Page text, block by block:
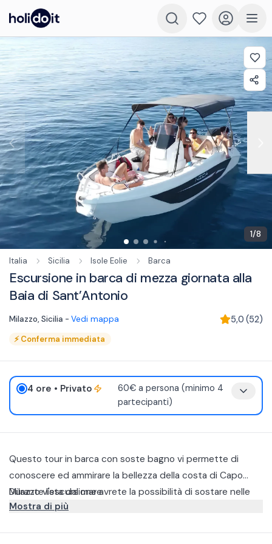
1/8
Italia Sicilia Isole Eolie Barca
Escursione in barca di mezza giornata alla
Baia di Sant’Antonio
Milazzo, Sicilia - Vedi mappa 5,0 (52)
⚡Conferma immediata
4 ore • Privato
60€ a persona (minimo 4
partecipanti)
Questo tour in barca con soste bagno vi permette di
conoscere ed ammirare la bellezza della costa di Capo
Milazzo vista dal mare.
Durante l'escursione avrete la possibilità di sostare nelle
calette più belle e suggestive per fare snorkeling, tuffarvi e
Mostra di più